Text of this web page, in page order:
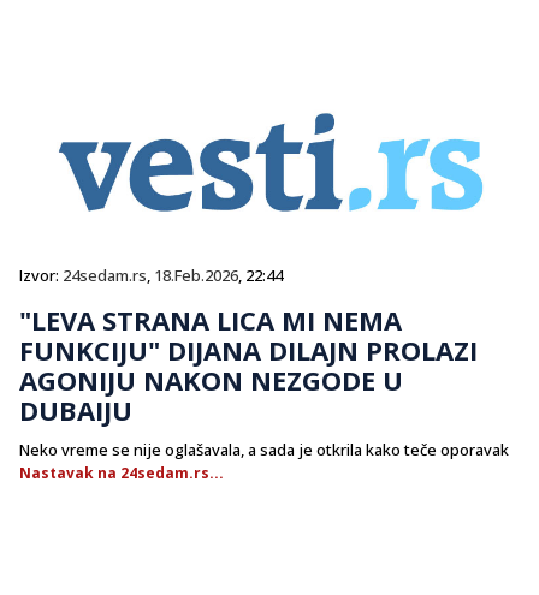
Izvor: 24sedam.rs, 18.Feb.2026, 22:44
"LEVA STRANA LICA MI NEMA
FUNKCIJU" DIJANA DILAJN PROLAZI
AGONIJU NAKON NEZGODE U
DUBAIJU
Neko vreme se nije oglašavala, a sada je otkrila kako teče oporavak
Nastavak na 24sedam.rs...